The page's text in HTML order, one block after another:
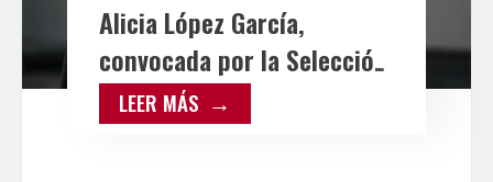
Alicia López García,
convocada por la Selección
Española Juvenil para el
Campeonato de Europa de
LEER MÁS